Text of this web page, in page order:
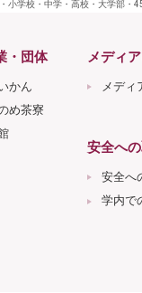
小学校・中学・高校・大学部・
・団体
かん
め茶寮
メディ
メディ
安全へ
安全へ
学内で